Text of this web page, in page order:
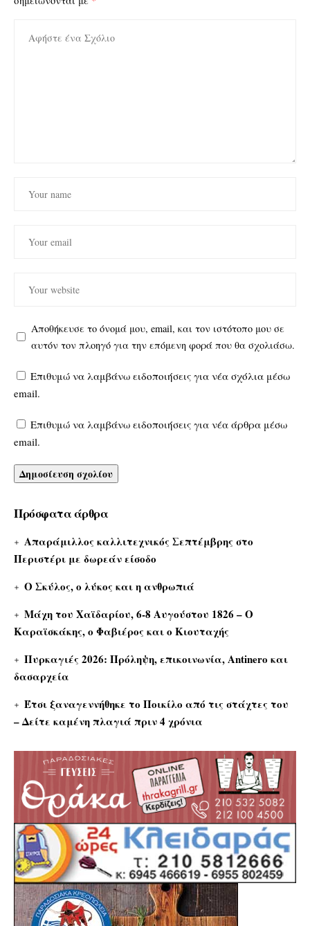
Αποθήκευσε το όνομά μου, email, και τον ιστότοπο μου σε
αυτόν τον πλοηγό για την επόμενη φορά που θα σχολιάσω.
Επιθυμώ να λαμβάνω ειδοποιήσεις για νέα σχόλια μέσω
email.
Επιθυμώ να λαμβάνω ειδοποιήσεις για νέα άρθρα μέσω
email.
Πρόσφατα άρθρα
Απαράμιλλος καλλιτεχνικός Σεπτέμβρης στο
Περιστέρι με δωρεάν είσοδο
Ο Σκύλος, ο λύκος και η ανθρωπιά
Μάχη του Χαϊδαρίου, 6-8 Αυγούστου 1826 – Ο
Καραϊσκάκης, ο Φαβιέρος και ο Κιουταχής
Πυρκαγιές 2026: Πρόληψη, επικοινωνία, Antinero και
δασαρχεία
Έτσι ξαναγεννήθηκε το Ποικίλο από τις στάχτες του
– Δείτε καμένη πλαγιά πριν 4 χρόνια